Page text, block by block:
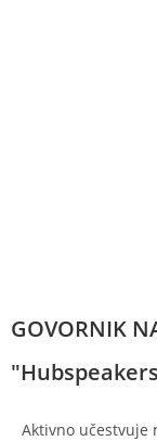
GOVORNIK
Aktivno učestvuje